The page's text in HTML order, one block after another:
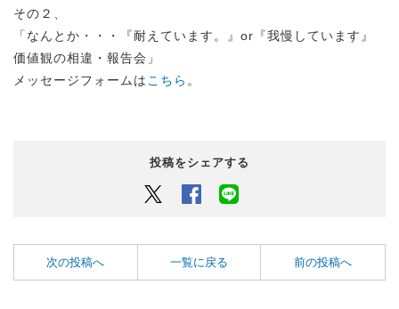
その２、
「なんとか・・・『耐えています。』or『我慢しています』
価値観の相違・報告会」
メッセージフォームはこちら 。
投稿をシェアする
Twitter Facebook
次の投稿へ 一覧に戻る 前の投稿へ